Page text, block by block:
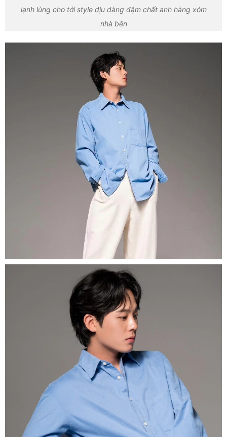
lạnh lùng cho tới style dịu dàng đậm chất anh hàng xóm
nhà bên